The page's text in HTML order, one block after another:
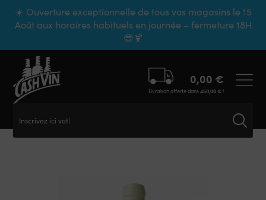
☀️ Ouverture exceptionnelle de tous vos magasins le 15
Août aux horaires habituels en journée – fermeture 18H
😎🍹
Inscrivez ici votre
0,00 €
Livraison offerte dans450,00 €!
Panneau de gestion des cookies